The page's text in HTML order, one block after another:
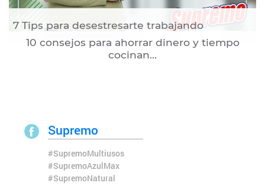
7 Tips para desestresarte trabajando
10 consejos para ahorrar dinero y tiempo
cocinan...
Supremo
#SupremoMultiusos
#SupremoAzulMax
#SupremoNatural